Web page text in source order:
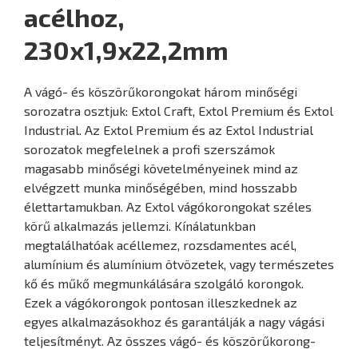
acélhoz,
230x1,9x22,2mm
A vágó- és köszörűkorongokat három minőségi
sorozatra osztjuk: Extol Craft, Extol Premium és Extol
Industrial. Az Extol Premium és az Extol Industrial
sorozatok megfelelnek a profi szerszámok
magasabb minőségi követelményeinek mind az
elvégzett munka minőségében, mind hosszabb
élettartamukban. Az Extol vágókorongokat széles
körű alkalmazás jellemzi. Kínálatunkban
megtalálhatóak acéllemez, rozsdamentes acél,
alumínium és alumínium ötvözetek, vagy természetes
kő és műkő megmunkálására szolgáló korongok.
Ezek a vágókorongok pontosan illeszkednek az
egyes alkalmazásokhoz és garantálják a nagy vágási
teljesítményt. Az összes vágó- és köszörűkorong-